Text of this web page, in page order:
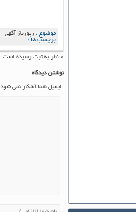
موضوع : رپورتاژ آگهی
برچسب ها :
۰ نظر به ثبت رسیده است
نوشتن دیدگاه
ایمیل شما آشکار نمی شود